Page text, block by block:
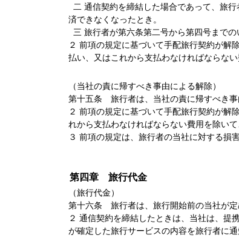
二 通信契約を締結した場合であって、旅
済できなくなったとき。
三 旅行者が第六条第二号から第四号まで
２ 前項の規定に基づいて手配旅行契約が解
払い、又はこれから支払わなければならな
（当社の責に帰すべき事由による解除）
第十五条 旅行者は、当社の責に帰すべき事
２ 前項の規定に基づいて手配旅行契約が解
れから支払わなければならない費用を除い
３ 前項の規定は、旅行者の当社に対する損
第四章 旅行代金
（旅行代金）
第十六条 旅行者は、旅行開始前の当社が定
２ 通信契約を締結したときは、当社は、提
が確定した旅行サービスの内容を旅行者に通